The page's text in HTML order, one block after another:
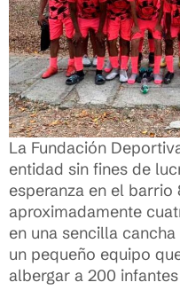
La Fundación
entidad sin fines de
esperanza en el
aproximadamente
en una sencilla
un pequeño equipo
albergar a 200